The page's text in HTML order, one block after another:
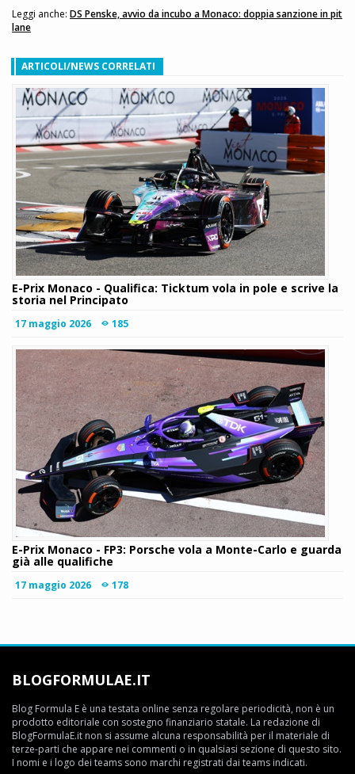
Leggi anche: DS Penske, avvio da incubo a Monaco: doppia sanzione in pit
lane
ARTICOLI/NEWS CORRELATI
E-Prix Monaco - Qualifica: Ticktum vola in pole e scrive la
storia nel Principato
17 maggio 2026 185
E-Prix Monaco - FP3: Porsche vola a Monte-Carlo e guarda
già alle qualifiche
17 maggio 2026 178
BLOGFORMULAE.IT
Blog Formula E è una testata online senza regolare periodicità, non è un
prodotto editoriale con sostegno finanziario statale. La redazione di
BlogFormulaE.it non si assume alcuna responsabilità per il materiale di
terze-parti che appare nei commenti o in qualsiasi sezione di questo sito.
I nomi e i logo dei teams sono marchi registrati dai teams indicati.